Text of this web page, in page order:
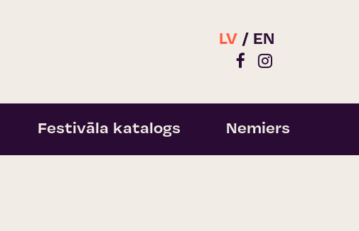
LV EN
Festivāla katalogs Nemiers